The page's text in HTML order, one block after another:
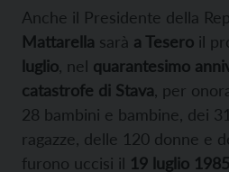
Anche il Presidente della
Mattarella sarà a Tesero il
luglio , nel quarantesimo
catastrofe di Stava , per
28 bambini e bambine, dei
ragazze, delle 120 donne e
furono uccisi il 19 luglio 1985